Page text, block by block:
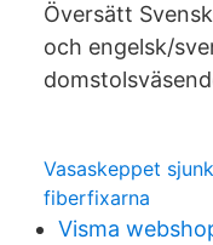
Översätt
och engelsk/
Vasaskeppet
fiberfixarna
Visma